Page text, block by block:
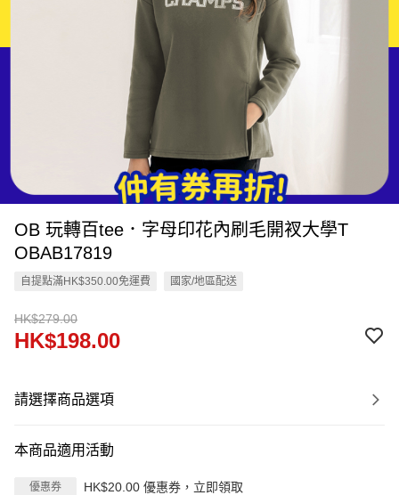
OB 玩轉百tee．字母印花內刷毛開衩大學T
OBAB17819
自提點滿HK$350.00免運費 國家/地區配送
HK$279.00
HK$198.00
請選擇商品選項
本商品適用活動
優惠券 HK$20.00 優惠券，立即領取